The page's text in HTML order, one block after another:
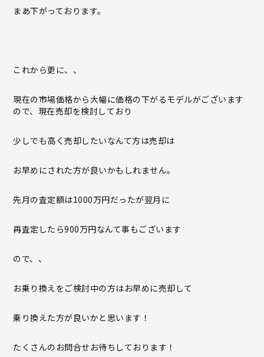
まあ下がっております。
これから更に、、
現在の市場価格から大幅に価格の下がるモデルがございます
ので、現在売却を検討しており
少しでも高く売却したいなんて方は売却は
お早めにされた方が良いかもしれません。
先月の査定額は1000万円だったが翌月に
再査定したら900万円なんて事もございます
ので、、
お乗り換えをご検討中の方はお早めに売却して
乗り換えた方が良いかと思います！
たくさんのお問合せお待ちしております！